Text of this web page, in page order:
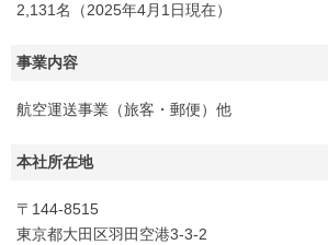
2,131名（2025年4月1日現在）
事業内容
航空運送事業（旅客・郵便）他
本社所在地
〒144-8515
東京都大田区羽田空港3-3-2